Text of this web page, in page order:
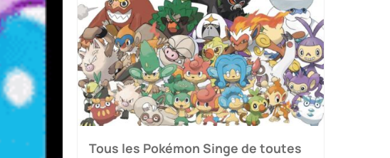
Tous les Pokémon Singe de toutes